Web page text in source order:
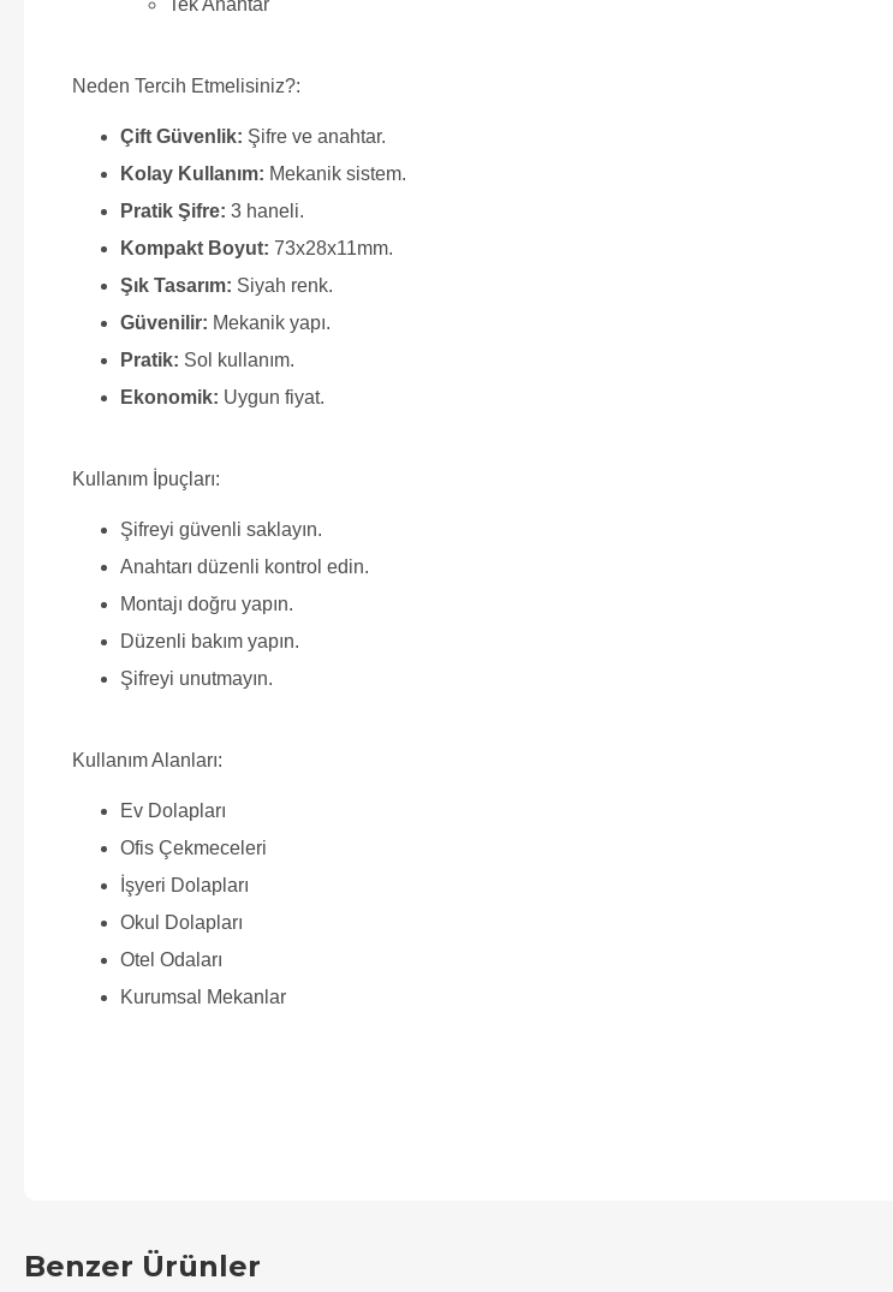
Tek Anahtar
Neden Tercih Etmelisiniz?:
Çift Güvenlik: Şifre ve anahtar.
Kolay Kullanım: Mekanik sistem.
Pratik Şifre: 3 haneli.
Kompakt Boyut: 73x28x11mm.
Şık Tasarım: Siyah renk.
Güvenilir: Mekanik yapı.
Pratik: Sol kullanım.
Ekonomik: Uygun fiyat.
Kullanım İpuçları:
Şifreyi güvenli saklayın.
Anahtarı düzenli kontrol edin.
Montajı doğru yapın.
Düzenli bakım yapın.
Şifreyi unutmayın.
Kullanım Alanları:
Ev Dolapları
Ofis Çekmeceleri
İşyeri Dolapları
Okul Dolapları
Otel Odaları
Kurumsal Mekanlar
Benzer Ürünler